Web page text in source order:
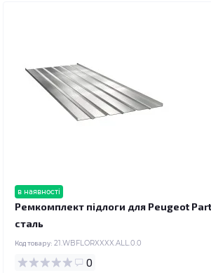
в наявності
Ремкомплект підлоги для Peugeot
сталь
Код товару: 21.WBFLORXXXX.ALL.0.0
0